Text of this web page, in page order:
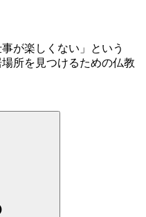
が楽しくない」という
所を見つけるための仏教